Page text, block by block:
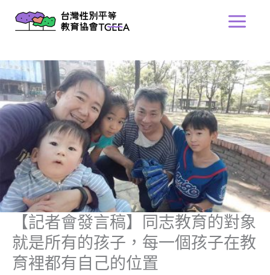
內
容
Main
【記者會發言稿】同志教育的對象
就是所有的孩子，每一個孩子在教
育裡都有自己的位置